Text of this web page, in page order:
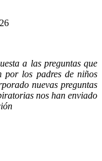
a las preguntas que
por los padres de niños
nuevas preguntas
nos han enviado